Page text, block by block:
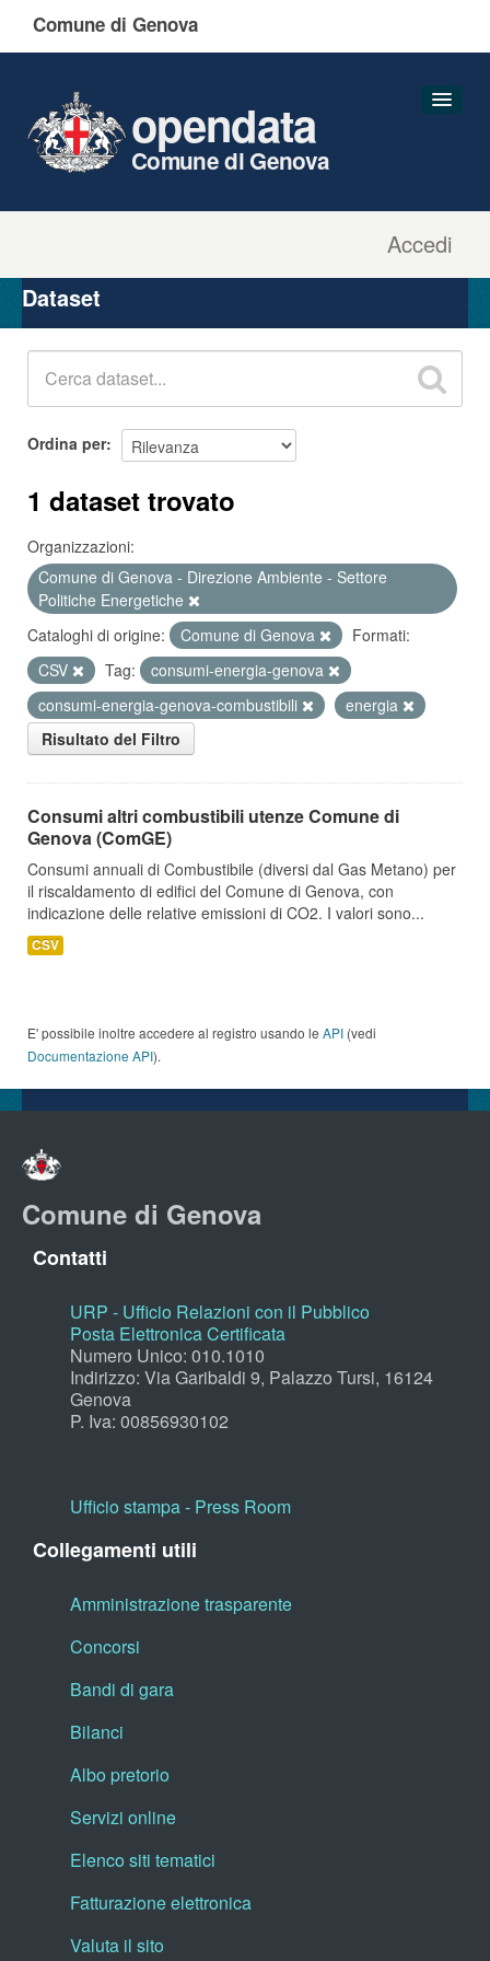
Comune di Genova
Accedi
opendata
Comune di Genova
Organizzazioni
Gruppi
Dataset
Ordina per
1 dataset trovato
Organizzazioni:
Comune di Genova - Direzione Ambiente - Settore
Politiche Energetiche
Cataloghi di origine:
Comune di Genova
Formati:
CSV
Tag:
consumi-energia-genova
consumi-energia-genova-combustibili
energia
Risultato del Filtro
Consumi altri combustibili utenze Comune di
Genova (ComGE)
Consumi annuali di Combustibile (diversi dal Gas Metano) per
il riscaldamento di edifici del Comune di Genova, con
indicazione delle relative emissioni di CO2. I valori sono...
CSV
E' possibile inoltre accedere al registro usando le API (vedi
Documentazione API).
Comune di Genova
Contatti
URP - Ufficio Relazioni con il Pubblico
Posta Elettronica Certificata
Numero Unico: 010.1010
Indirizzo: Via Garibaldi 9, Palazzo Tursi, 16124
Genova
P. Iva: 00856930102
Ufficio stampa - Press Room
Collegamenti utili
Amministrazione trasparente
Concorsi
Bandi di gara
Bilanci
Albo pretorio
Servizi online
Elenco siti tematici
Fatturazione elettronica
Valuta il sito